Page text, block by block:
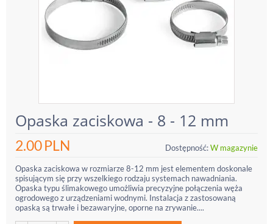
Opaska zaciskowa - 8 - 12 mm
2.00PLN Dostępność:W magazynie
Opaska zaciskowa w rozmiarze 8-12 mm jest elementem doskonale
spisującym się przy wszelkiego rodzaju systemach nawadniania.
Opaska typu ślimakowego umożliwia precyzyjne połączenia węża
ogrodowego z urządzeniami wodnymi. Instalacja z zastosowaną
opaską są trwałe i bezawaryjne, oporne na zrywanie....